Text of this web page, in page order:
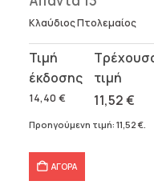
Κλαύδιος Πτολεμαίος
14,40 €
Original
price
was:
14,40 €.
11,52€
Η
τρέχουσα
τιμή
είναι:
Προηγούμενη τιμή: 11,52 €.
ΑΓΟΡΑ